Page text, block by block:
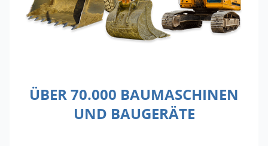
ÜBER 70.000 BAUMASCHINEN
UND BAUGERÄTE